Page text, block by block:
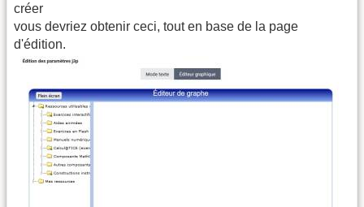
créer
vous devriez obtenir ceci, tout en base de la page
d'édition.